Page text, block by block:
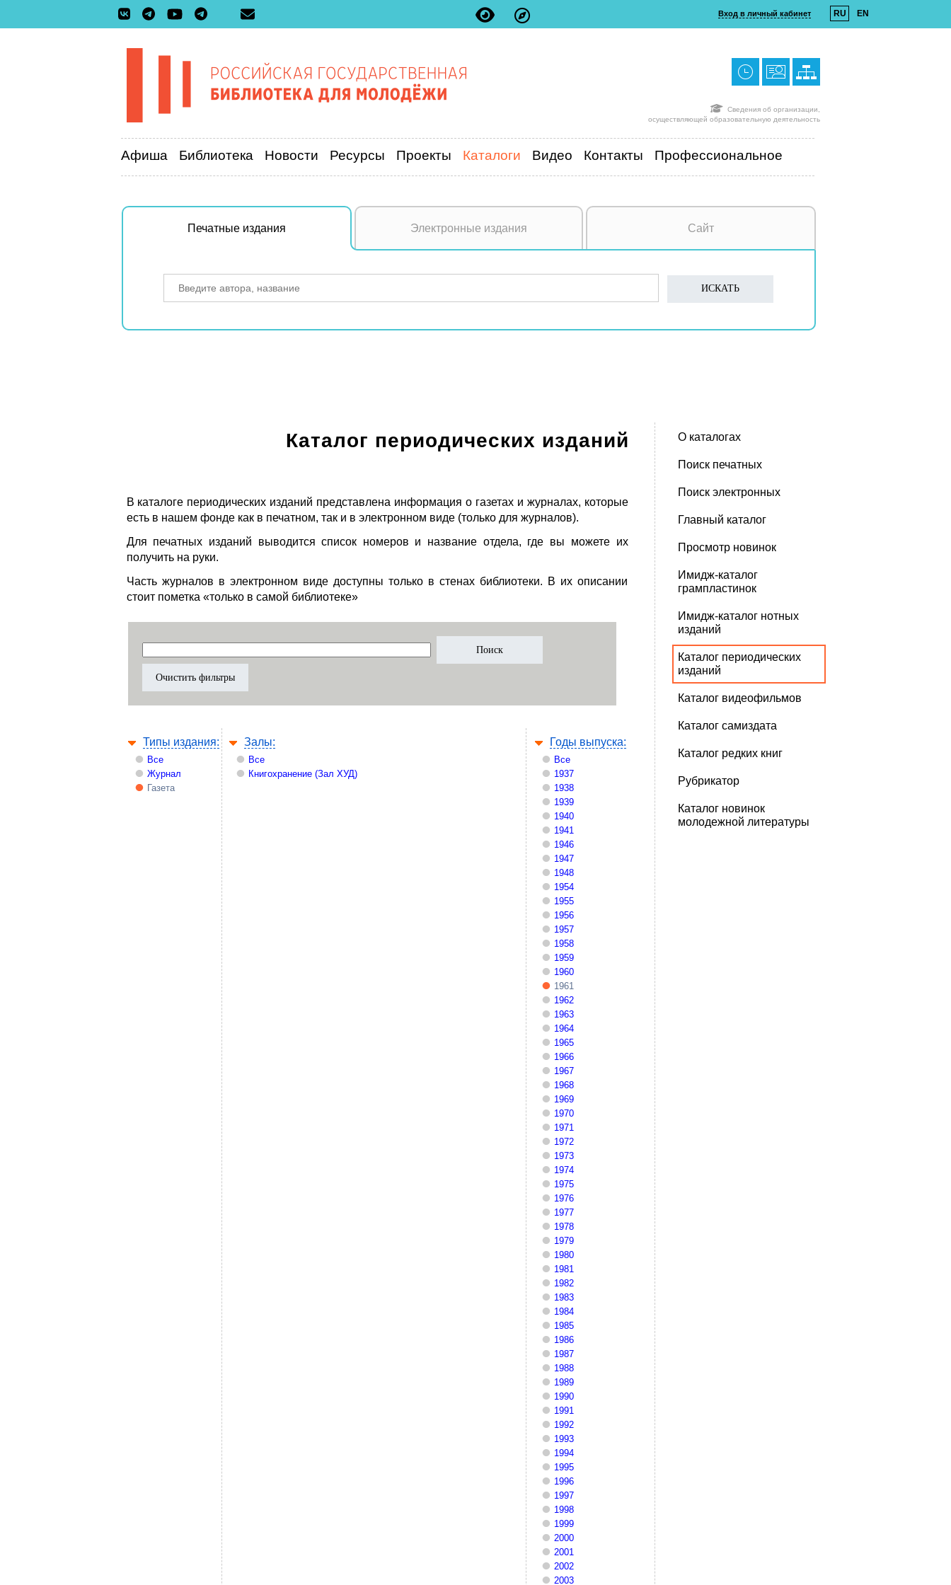
Вход в личный кабинет RU EN
Сведения об организации,
осуществляющей образовательную деятельность
Афиша Библиотека Новости Ресурсы Проекты Каталоги Видео Контакты Профессиональное
Печатные издания Электронные издания Сайт
Каталог периодических изданий
В каталоге периодических изданий представлена информация о газетах и журналах, которые
есть в нашем фонде как в печатном, так и в электронном виде (только для журналов).
Для печатных изданий выводится список номеров и название отдела, где вы можете их
получить на руки.
Часть журналов в электронном виде доступны только в стенах библиотеки. В их описании
стоит пометка «только в самой библиотеке»
Типы издания:
Все
Журнал
Газета
Залы:
Все
Книгохранение (Зал ХУД)
Годы выпуска:
Все
1937
1938
1939
1940
1941
1946
1947
1948
1954
1955
1956
1957
1958
1959
1960
1961
1962
1963
1964
1965
1966
1967
1968
1969
1970
1971
1972
1973
1974
1975
1976
1977
1978
1979
1980
1981
1982
1983
1984
1985
1986
1987
1988
1989
1990
1991
1992
1993
1994
1995
1996
1997
1998
1999
2000
2001
2002
2003
О каталогах
Поиск печатных
Поиск электронных
Главный каталог
Просмотр новинок
Имидж-каталог
грампластинок
Имидж-каталог нотных
изданий
Каталог периодических
изданий
Каталог видеофильмов
Каталог самиздата
Каталог редких книг
Рубрикатор
Каталог новинок
молодежной литературы